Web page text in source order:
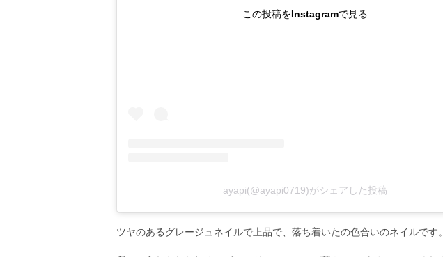
この投稿をInstagramで見る
ayapi(@ayapi0719)がシェアした投稿
ツヤのあるグレージュネイルで上品で、落ち着いたの色合いのネイルです。